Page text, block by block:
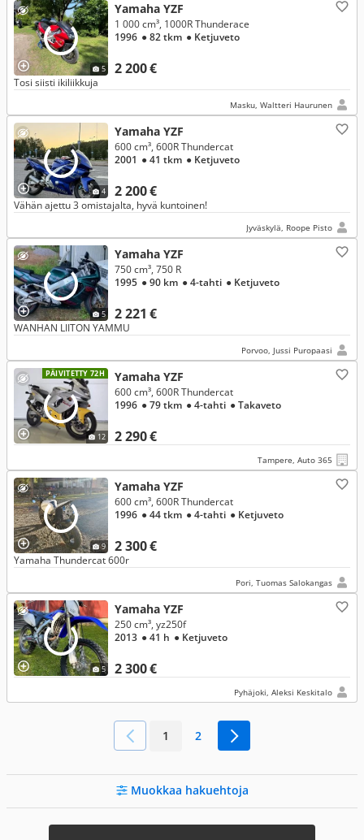
5
Yamaha YZF
2 200 €
1 000 cm³, 1000R Thunderace
1996 ● 82 tkm ● Ketjuveto
Tosi siisti ikiliikkuja
Masku, Waltteri Haurunen
4
Yamaha YZF
2 200 €
600 cm³, 600R Thundercat
2001 ● 41 tkm ● Ketjuveto
Vähän ajettu 3 omistajalta, hyvä kuntoinen!
Jyväskylä, Roope Pisto
5
Yamaha YZF
2 221 €
750 cm³, 750 R
1995 ● 90 km ● 4-tahti ● Ketjuveto
WANHAN LIITON YAMMU
Porvoo, Jussi Puropaasi
PÄIVITETTY 72H
12
Yamaha YZF
2 290 €
600 cm³, 600R Thundercat
1996 ● 79 tkm ● 4-tahti ● Takaveto
Tampere, Auto 365
9
Yamaha YZF
2 300 €
600 cm³, 600R Thundercat
1996 ● 44 tkm ● 4-tahti ● Ketjuveto
Yamaha Thundercat 600r
Pori, Tuomas Salokangas
5
Yamaha YZF
2 300 €
250 cm³, yz250f
2013 ● 41 h ● Ketjuveto
Pyhäjoki, Aleksi Keskitalo
1 2
Muokkaa hakuehtoja